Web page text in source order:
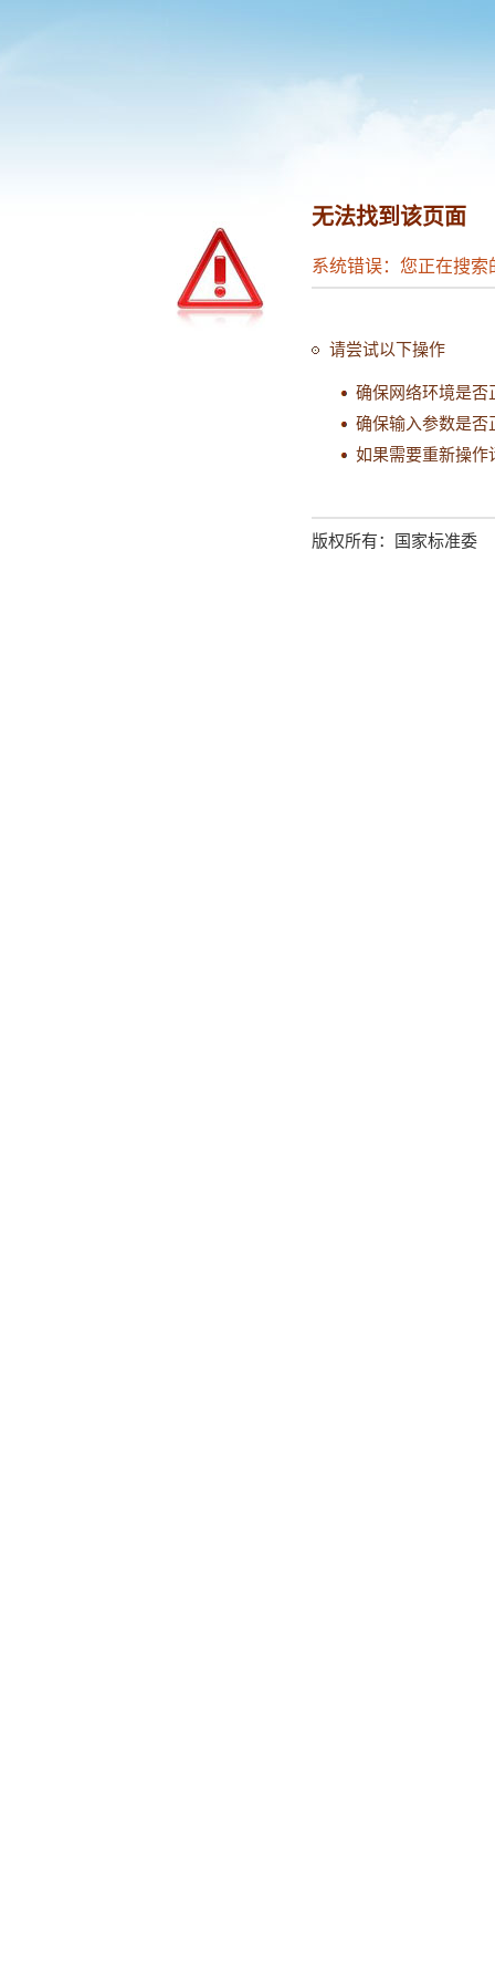
无法找到该页面
系统错误：您正在搜
请尝试以下操作
确保网络环境是否
确保输入参数是否
如果需要重新操作
版权所有：国家标准委